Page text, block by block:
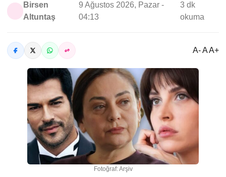
Birsen
Altuntaş
9 Ağustos 2026, Pazar -
04:13
3 dk
okuma
A- A A+
Fotoğraf: Arşiv